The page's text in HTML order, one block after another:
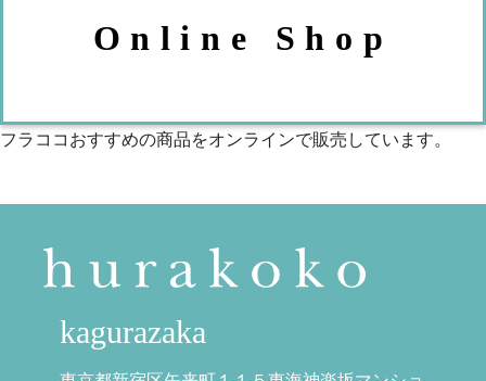
Online Shop
フラココおすすめの商品をオンラインで販売しています。
kagurazaka